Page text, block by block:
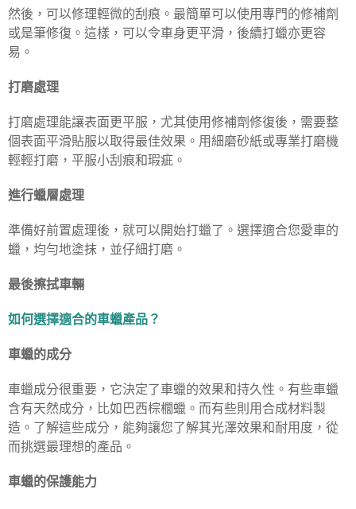
然後，可以修理輕微的刮痕。最簡單可以使用專門的修補劑
或是筆修復。這樣，可以令車身更平滑，後續打蠟亦更容
易。
打磨處理
打磨處理能讓表面更平服，尤其使用修補劑修復後，需要整
個表面平滑貼服以取得最佳效果。用細磨砂紙或專業打磨機
輕輕打磨，平服小刮痕和瑕疵。
進行蠟層處理
準備好前置處理後，就可以開始打蠟了。選擇適合您愛車的
蠟，均勻地塗抹，並仔細打磨。
最後擦拭車輛
如何選擇適合的車蠟產品？
車蠟的成分
車蠟成分很重要，它決定了車蠟的效果和持久性。有些車蠟
含有天然成分，比如巴西棕櫚蠟。而有些則用合成材料製
造。了解這些成分，能夠讓您了解其光澤效果和耐用度，從
而挑選最理想的產品。
車蠟的保護能力